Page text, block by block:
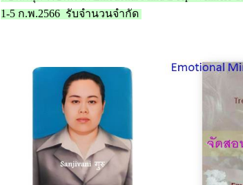
1-5 ก.พ.2566 รับจำนวนจำกัด